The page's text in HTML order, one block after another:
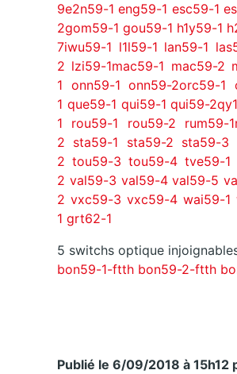
9e2n59-1 eng59-1 esc59-1
2gom59-1 gou59-1 h1y59-1
7iwu59-1 l1l59-1 lan59-1
2 lzi59-1mac59-1 mac59-2
1 onn59-1 onn59-2orc59-1
1 que59-1 qui59-1 qui59-2
1
rou59-1 rou59-2 rum59-1
2 sta59-1 sta59-2 sta59-3
2 tou59-3 tou59-4 tve59-1
2 val59-3 val59-4 val59-5
2 vxc59-3 vxc59-4 wai59-1
1 grt62-1
5 switchs optique
bon59-1-ftth bon59-2-ftth
Publié le 6/09/2018 à 15h12